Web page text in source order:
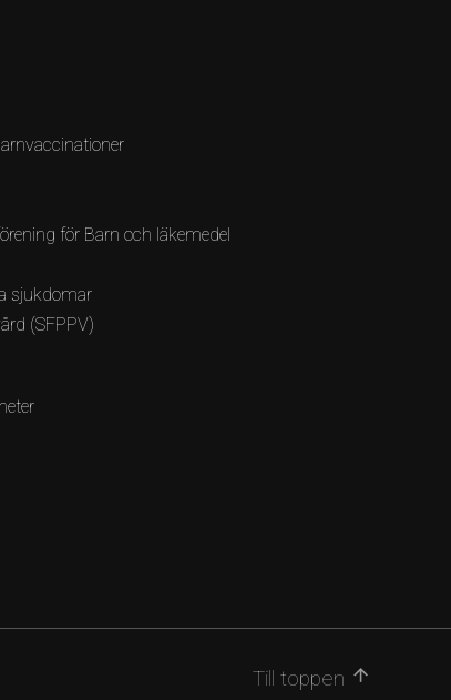
för Barn och läkemedel
sjukdomar
(SFPPV)
Till toppen arrow_upward